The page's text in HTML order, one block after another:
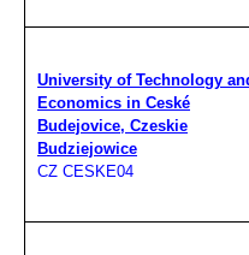
University of Technology
Economics in Ceské
Budejovice, Czeskie
Budziejowice
CZ CESKE04